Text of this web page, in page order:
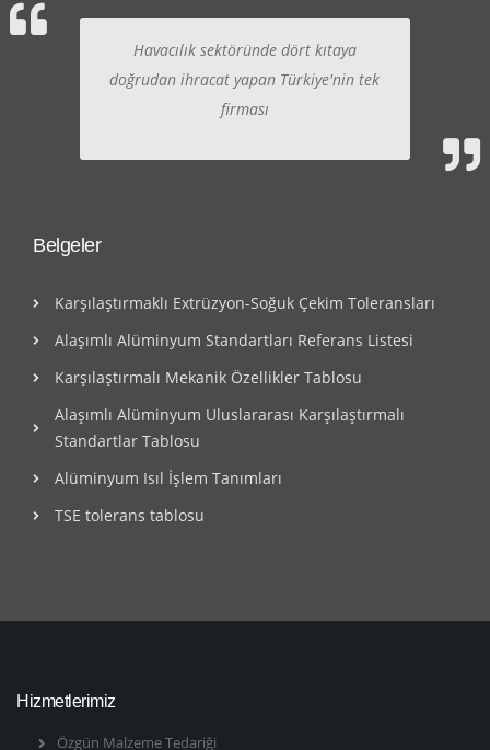
Havacılık sektöründe dört kıtaya
doğrudan ihracat yapan Türkiye'nin tek
firması
Belgeler
Karşılaştırmaklı Extrüzyon-Soğuk Çekim Toleransları
Alaşımlı Alüminyum Standartları Referans Listesi
Karşılaştırmalı Mekanik Özellikler Tablosu
Alaşımlı Alüminyum Uluslararası Karşılaştırmalı
Standartlar Tablosu
Alüminyum Isıl İşlem Tanımları
TSE tolerans tablosu
Hizmetlerimiz
Özgün Malzeme Tedariği